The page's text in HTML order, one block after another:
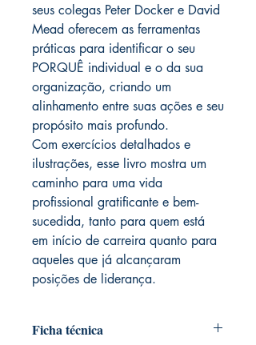
seus colegas Peter Docker e David
Mead oferecem as ferramentas
práticas para identificar o seu
PORQUÊ individual e o da sua
organização, criando um
alinhamento entre suas ações e seu
propósito mais profundo.
Com exercícios detalhados e
ilustrações, esse livro mostra um
caminho para uma vida
profissional gratificante e bem-
sucedida, tanto para quem está
em início de carreira quanto para
aqueles que já alcançaram
posições de liderança.
Ficha técnica